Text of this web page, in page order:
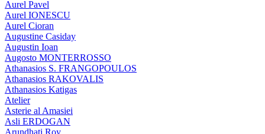
Aurel Pavel
Aurel IONESCU
Aurel Cioran
Augustine Casiday
Augustin Ioan
Augosto MONTERROSSO
Athanasios S. FRANGOPOULOS
Athanasios RAKOVALIS
Athanasios Katigas
Atelier
Asterie al Amasiei
Asli ERDOGAN
Arundhati Roy